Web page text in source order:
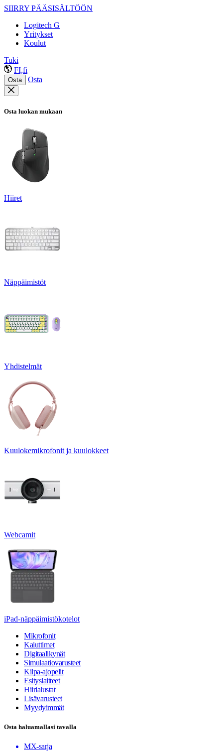
SIIRRY PÄÄSISÄLTÖÖN
Logitech G
Yritykset
Koulut
Tuki
FI,fi
Osta Osta
Osta luokan mukaan
Hiiret
Näppäimistöt
Yhdistelmät
Kuulokemikrofonit ja kuulokkeet
Webcamit
iPad-näppäimistökotelot
Mikrofonit
Kaiuttimet
Digitaalikynät
Simulaatiovarusteet
Kilpa-ajopelit
Esityslaitteet
Hiirialustat
Lisävarusteet
Myydyimmät
Osta haluamallasi tavalla
MX-sarja